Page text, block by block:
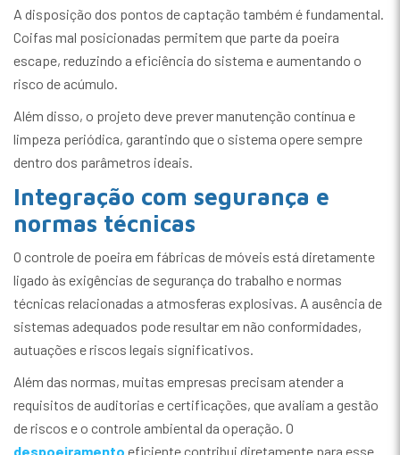
A disposição dos pontos de captação também é fundamental.
Coifas mal posicionadas permitem que parte da poeira
escape, reduzindo a eficiência do sistema e aumentando o
risco de acúmulo.
Além disso, o projeto deve prever manutenção contínua e
limpeza periódica, garantindo que o sistema opere sempre
dentro dos parâmetros ideais.
Integração com segurança e
normas técnicas
O controle de poeira em fábricas de móveis está diretamente
ligado às exigências de segurança do trabalho e normas
técnicas relacionadas a atmosferas explosivas. A ausência de
sistemas adequados pode resultar em não conformidades,
autuações e riscos legais significativos.
Além das normas, muitas empresas precisam atender a
requisitos de auditorias e certificações, que avaliam a gestão
de riscos e o controle ambiental da operação. O
despoeiramento eficiente contribui diretamente para esse